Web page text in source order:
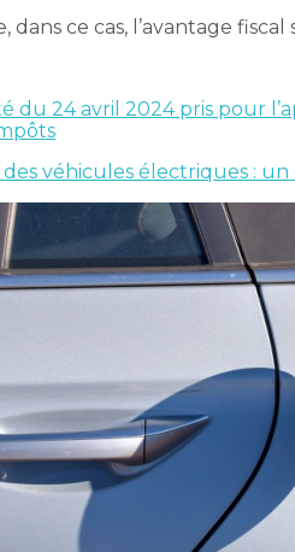
dans ce cas, l’avantage
du 24 avril 2024 pris pour
des véhicules électriques :